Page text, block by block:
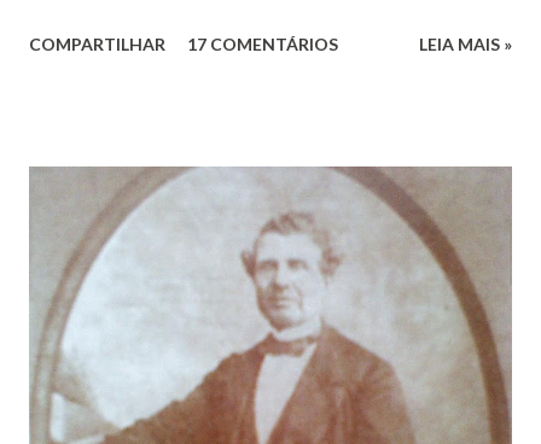
Vieira dos Santos e Arlinda Barroso dos Santos, nasceu em
infância pobre, João Vieira não pôde se dedicar aos
estudos, e então passou a colocar o trabalho em primeiro
plano para auxiliar na renda familiar. No comércio foi
garçon, dono de bar, de armarinho e depois de uma
panificação. “Ao contrário de muitos, que renegam suas
raízes e procuram obscurecer seu passado, orgulhava-se
em defender o pão como garçon, tendo incontáveis vezes
que trabalhar copiosamente fora de seu horário normal em
COMPARTILHAR 17 COMENTÁRIOS LEIA MAIS »